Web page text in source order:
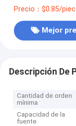
personalizados
Precio：$0.85/
Mejor
Descripción De
Cantidad de orden
mínima
Capacidad de la
fuente